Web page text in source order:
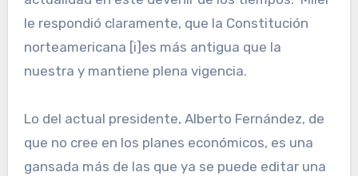
le respondió claramente, que la Constitución
norteamericana [i]es más antigua que la
nuestra y mantiene plena vigencia.
Lo del actual presidente, Alberto Fernández, de
que no cree en los planes económicos, es una
gansada más de las que ya se puede editar una